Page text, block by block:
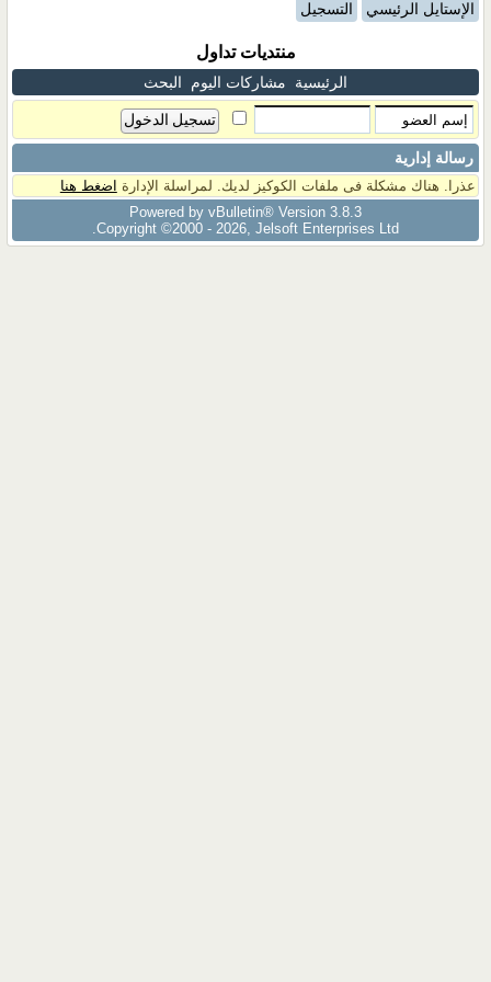
الإستايل الرئيسي التسجيل
منتديات تداول
الرئيسية مشاركات اليوم البحث
رسالة إدارية
عذرا. هناك مشكلة فى ملفات الكوكيز لديك. لمراسلة الإدارة اضغط هنا
Powered by vBulletin® Version 3.8.3
Copyright ©2000 - 2026, Jelsoft Enterprises Ltd.